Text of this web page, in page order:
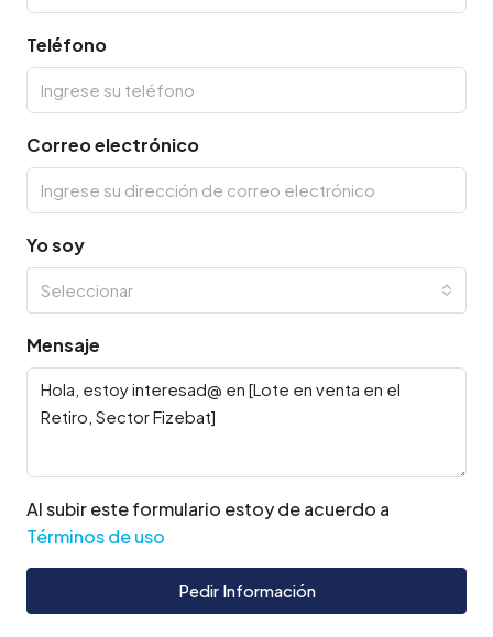
Teléfono
Correo electrónico
Yo soy
Seleccionar
Mensaje
Al subir este formulario estoy de acuerdo a
Términos de uso
Pedir Información